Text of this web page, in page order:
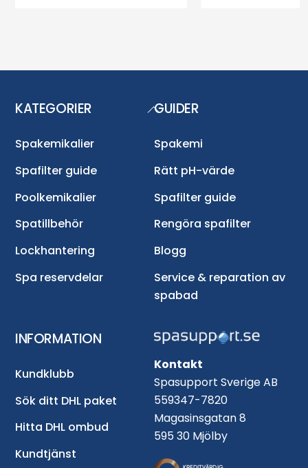
Back
Top
KATEGORIER
Spakemikalier
Spafilter guide
Poolkemikalier
Spatillbehör
Lockhantering
Spa reservdelar
GUIDER
Spakemi
Rätt pH-värde
Spafilter guide
Rengöra spafilter
Blogg
Service & reparation av
spabad
INFORMATION
Kundklubb
Sök ditt DHL paket
Hitta DHL ombud
Kundtjänst
Kontakt
Spasupport Sverige AB
559347-7820
Magasinsgatan 8
595 30 Mjölby